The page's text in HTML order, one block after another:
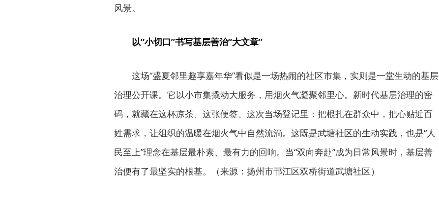
风景。
以“小切口”书写基层善治“大文章”
这场“盛夏邻里趣享嘉年华”看似是一场热闹的社区市集，实则是一堂生动的基层
治理公开课。它以小市集撬动大服务，用烟火气凝聚邻里心。新时代基层治理的密
码，就藏在这杯凉茶、这张便签、这次当场登记里：把根扎在群众中，把心贴近百
姓需求，让组织的温暖在烟火气中自然流淌。这既是武塘社区的生动实践，也是“人
民至上”理念在基层最朴素、最有力的回响。当“双向奔赴”成为日常风景时，基层善
治便有了最坚实的根基。（来源：扬州市邗江区双桥街道武塘社区）